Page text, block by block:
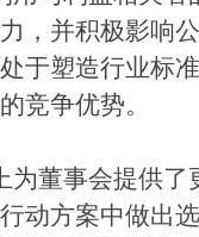
，并积极影响
于塑造行业标
竞争优势。
为董事会提供
动方案中做出